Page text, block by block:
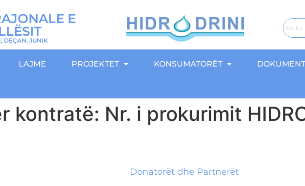
E
DEÇAN, JUNIK
LAJME PROJEKTET KONSUMATORËT
kontratë: Nr. i prokurimit
Donatorët dhe Partnerët